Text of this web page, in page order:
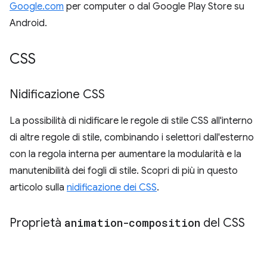
Google.com per computer o dal Google Play Store su
Android.
CSS
Nidificazione CSS
La possibilità di nidificare le regole di stile CSS all'interno
di altre regole di stile, combinando i selettori dall'esterno
con la regola interna per aumentare la modularità e la
manutenibilità dei fogli di stile. Scopri di più in questo
articolo sulla nidificazione dei CSS.
Proprietà animation-composition del CSS